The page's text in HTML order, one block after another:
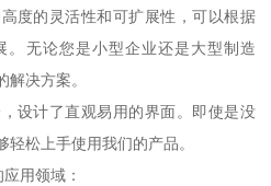
度的灵活性和可扩展性，可以根据
。无论您是小型企业还是大型制造
决方案。
设计了直观易用的界面。即使是没
松上手使用我们的产品。
用领域：